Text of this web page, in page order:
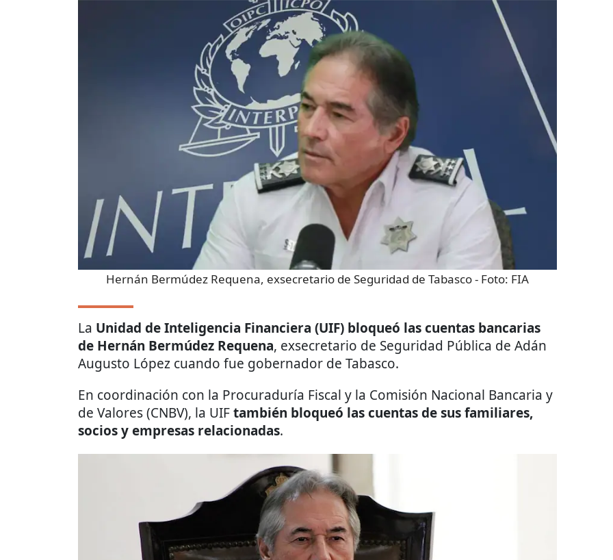
Hernán Bermúdez Requena, exsecretario de Seguridad de Tabasco- Foto: FIA
La Unidad de Inteligencia Financiera (UIF) bloqueó las cuentas bancarias
de Hernán Bermúdez Requena, exsecretario de Seguridad Pública de Adán
Augusto López cuando fue gobernador de Tabasco.
En coordinación con la Procuraduría Fiscal y la Comisión Nacional Bancaria y
de Valores (CNBV), la UIFtambién bloqueó las cuentas de sus familiares,
socios y empresas relacionadas.